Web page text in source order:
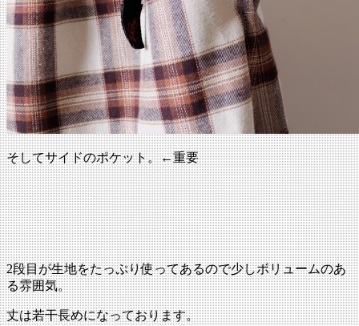
そしてサイドのポケット。←重要
2段目が生地をたっぷり使ってあるので少しボリュームのあ
る雰囲気。
丈は若干長めになっております。